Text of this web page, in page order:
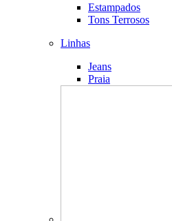
Estampados
Tons Terrosos
Linhas
Jeans
Praia